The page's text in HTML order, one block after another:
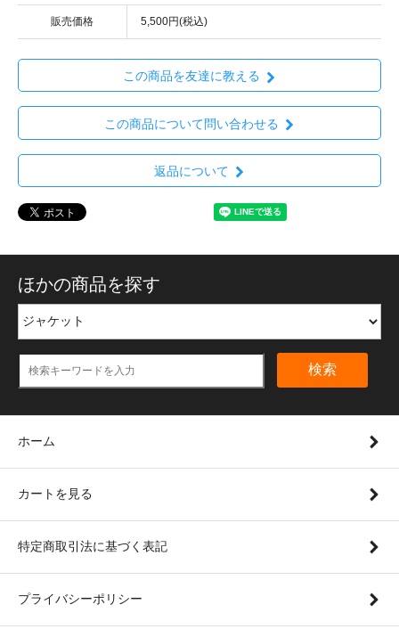
販売価格 5,500円(税込)
この商品を友達に教える
この商品について問い合わせる
返品について
ほかの商品を探す
検索
ホーム
カートを見る
特定商取引法に基づく表記
プライバシーポリシー